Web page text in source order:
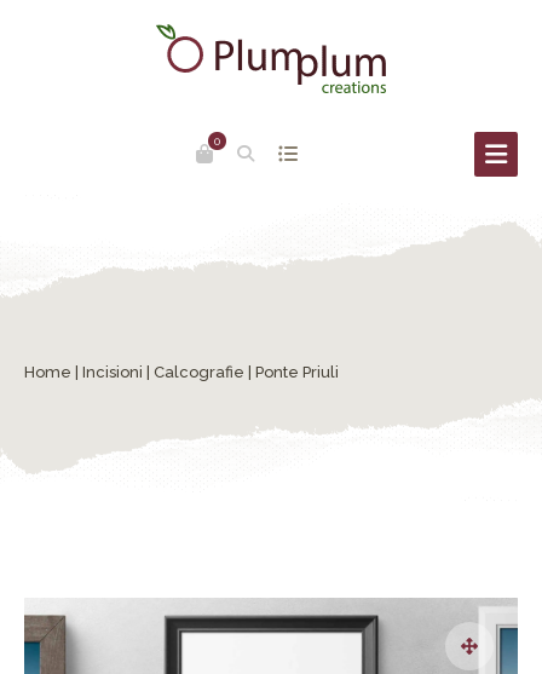
0
Home Incisioni Calcografie | Ponte Priuli